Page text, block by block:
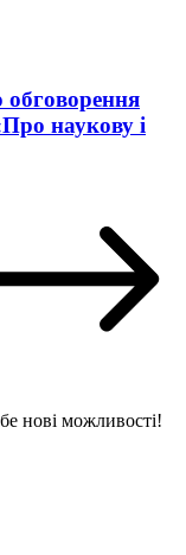
наукову і
нові можливості!